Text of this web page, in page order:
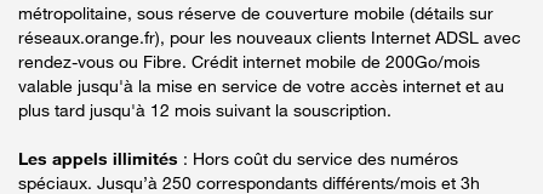
métropolitaine, sous réserve de couverture mobile (détails sur
réseaux.orange.fr), pour les nouveaux clients Internet ADSL avec
rendez-vous ou Fibre. Crédit internet mobile de 200Go/mois
valable jusqu'à la mise en service de votre accès internet et au
plus tard jusqu'à 12 mois suivant la souscription.
Les appels illimités : Hors coût du service des numéros
spéciaux. Jusqu’à 250 correspondants différents/mois et 3h